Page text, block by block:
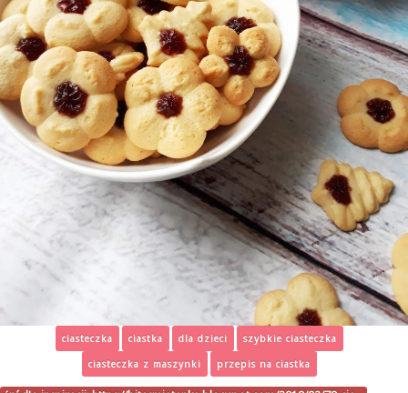
ciasteczka ciastka dla dzieci
szybkie ciasteczka
ciasteczka z maszynki
przepis na ciastka